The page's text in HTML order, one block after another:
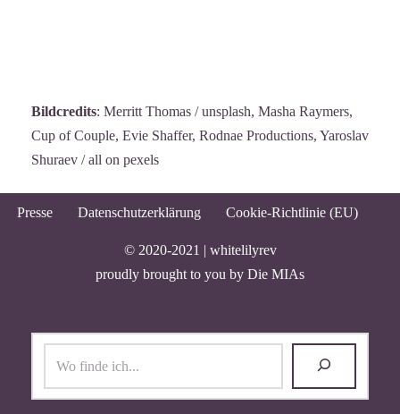
Bildcredits: Merritt Thomas / unsplash, Masha Raymers,
Cup of Couple, Evie Shaffer, Rodnae Productions, Yaroslav
Shuraev / all on pexels
Presse Datenschutzerklärung Cookie-Richtlinie (EU)
© 2020-2021 | whitelilyrev
proudly brought to you by Die MIAs